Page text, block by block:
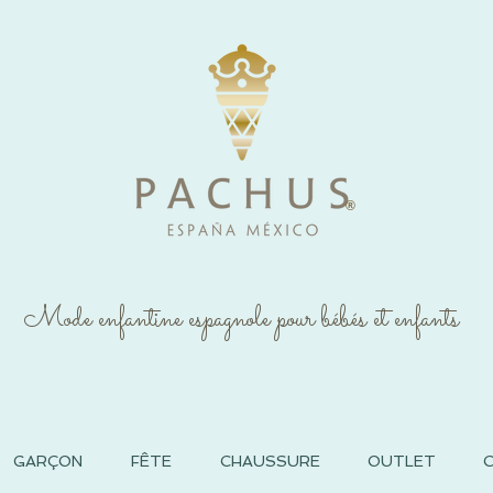
®
Mode enfantine espagnole pour bébés et enfants
GARÇON FÊTE CHAUSSURE OUTLET